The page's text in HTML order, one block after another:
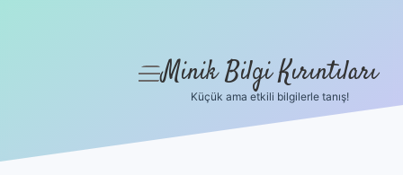
menüyü
Minik Bilgi Kırıntıları
Küçük ama etkili bilgilerle tanış!